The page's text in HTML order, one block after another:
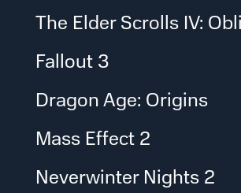
The Elder Scrolls IV:
Fallout 3
Dragon Age: Origins
Mass Effect 2
Neverwinter Nights 2